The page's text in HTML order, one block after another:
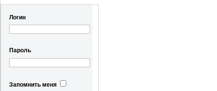
Логин
Пароль
Запомнить меня